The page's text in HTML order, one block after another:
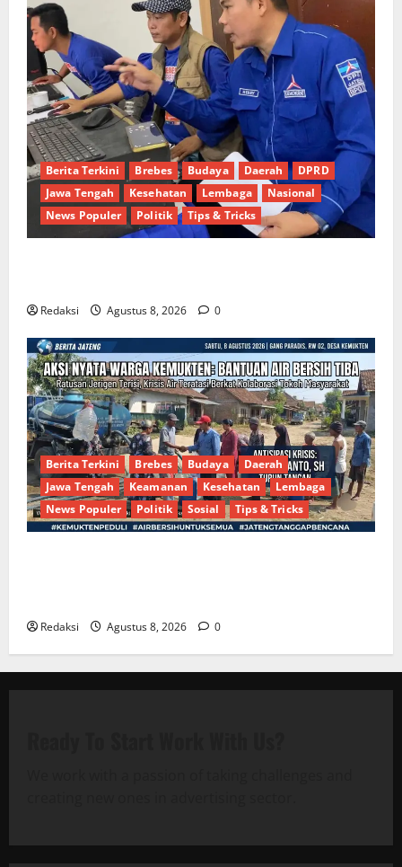
Berita Terkini Brebes Budaya Daerah
DPRD
Jawa Tengah
Kesehatan Lembaga
Nasional
News Populer
Politik Tips & Tricks
Redaksi Agustus 8, 2026 0
Berita Terkini Brebes Budaya
Daerah
Jawa Tengah
Keamanan Kesehatan
Lembaga
News Populer
Politik Sosial Tips & Tricks
Redaksi Agustus 8, 2026 0